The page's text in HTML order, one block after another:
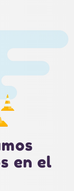
en el